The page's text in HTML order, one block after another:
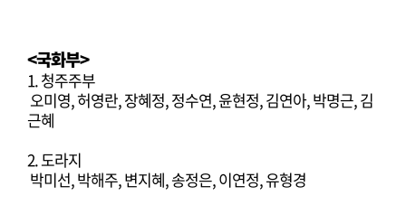
<국화부>
1. 청주주부
오미영, 허영란, 장혜정, 정수연, 윤현정, 김연아, 박명근, 김
근혜
2. 도라지
박미선, 박해주, 변지혜, 송정은, 이연정, 유형경